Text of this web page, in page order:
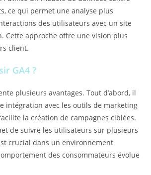
ce qui permet une analyse plus
des utilisateurs avec un site
Cette approche offre une vision plus
client.
GA4 ?
plusieurs avantages. Tout d’abord, il
intégration avec les outils de marketing
la création de campagnes ciblées.
de suivre les utilisateurs sur plusieurs
crucial dans un environnement
des consommateurs évolue